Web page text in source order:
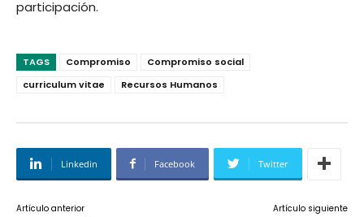
participación.
TAGS Compromiso
Compromiso social
curriculum vitae
Recursos Humanos
Linkedin Facebook Twitter
Artículo anterior Artículo siguiente